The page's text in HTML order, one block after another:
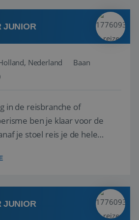
gaat om vragen ...
JUNIOR
Nederland
Baan
in de reisbranche of
ben je klaar voor de
je stoel reis je de hele
je klant en wat er in de
om die droomreis te
JUNIOR